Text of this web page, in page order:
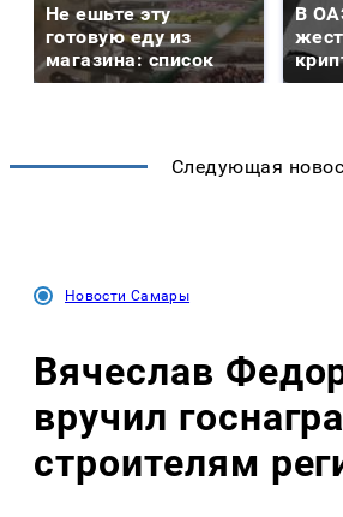
Не ешьте эту
готовую еду из
магазина: список
В
Следующая
Новости Самары
Вячеслав
вручил
строителям